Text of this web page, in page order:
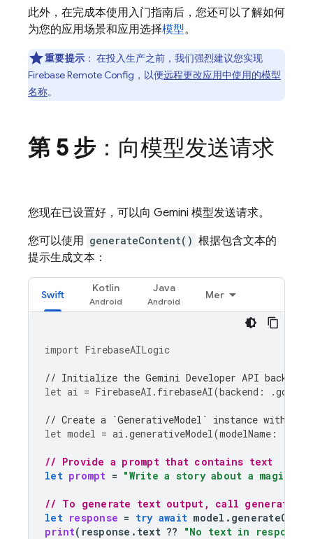
此外，在完成本使用入门指南后，您还可以了解如何
为您的应用场景和应用选择模型。
重要提示 ： 在投入生产之前，我们强烈建议您实现
Firebase Remote Config ，以便远程更改应用中使用的模型
名称。
第 5 步 ：向模型发送请求
您现在已设置好，可以向 Gemini 模型发送请求。
您可以使用 generateContent() 根据包含文本的
提示生成文本：
Swift
Kotlin Java
Mer
import FirebaseAILogic
// Initialize the Gemini Developer API backend
let ai = FirebaseAI . firebaseAI(backend : .
// Create a `GenerativeModel` instance with a
let model = ai .generativeModel(modelName :
// Provide a prompt that contains text
let prompt = "Write a story about a magic
// To generate text output, call
let response = try await model .
print( response . text ?? "No text in